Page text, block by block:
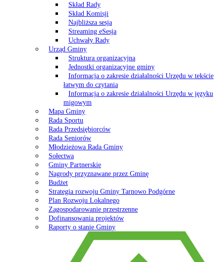
Skład Rady
Skład Komisji
Najbliższa sesja
Streaming eSesja
Uchwały Rady
Urząd Gminy
Struktura organizacyjna
Jednostki organizacyjne gminy
Informacja o zakresie działalności Urzędu w tekście
łatwym do czytania
Informacja o zakresie działalności Urzędu w języku
migowym
Mapa Gminy
Rada Sportu
Rada Przedsiębiorców
Rada Seniorów
Młodzieżowa Rada Gminy
Sołectwa
Gminy Partnerskie
Nagrody przyznawane przez Gminę
Budżet
Strategia rozwoju Gminy Tarnowo Podgórne
Plan Rozwoju Lokalnego
Zagospodarowanie przestrzenne
Dofinansowania projektów
Raporty o stanie Gminy